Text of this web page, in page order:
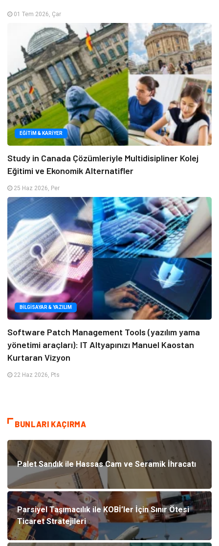
01 Tem 2026, Çar
EĞITIM & KARIYER
Study in Canada Çözümleriyle Multidisipliner Kolej
Eğitimi ve Ekonomik Alternatifler
25 Haz 2026, Per
BILGISAYAR & YAZILIM
Software Patch Management Tools (yazılım yama
yönetimi araçları): IT Altyapınızı Manuel Kaostan
Kurtaran Vizyon
22 Haz 2026, Pts
BUNLARI KAÇIRMA
Palet Sandık ile Hassas Cam ve Seramik İhracatı
Parsiyel Taşımacılık ile KOBİ’ler İçin Sınır Ötesi
Ticaret Stratejileri